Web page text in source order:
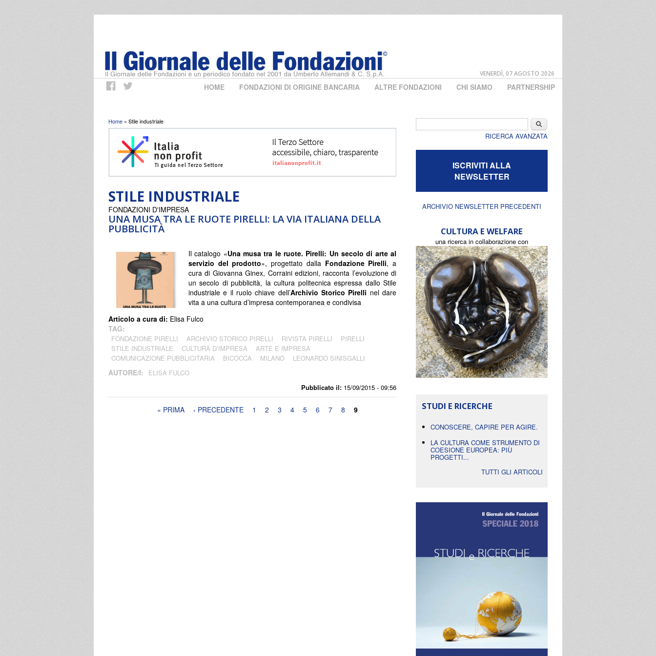
VENERDÌ, 07 AGOSTO 2026
HOME FONDAZIONI DI ORIGINE BANCARIA ALTRE FONDAZIONI CHI SIAMO PARTNERSHIP
Tu sei qui
Home » Stile industriale
STILE INDUSTRIALE
UNA MUSA TRA LE RUOTE PIRELLI: LA VIA ITALIANA DELLA
PUBBLICITÀ
Pubblicato il: 15/09/2015 - 09:56
FONDAZIONI D'IMPRESA
Il catalogo «Una musa tra le ruote. Pirelli: Un secolo di arte al
servizio del prodotto», progettato dalla Fondazione Pirelli, a
cura di Giovanna Ginex, Corraini edizioni, racconta l’evoluzione di
un secolo di pubblicità, la cultura politecnica espressa dallo Stile
industriale e il ruolo chiave dell’Archivio Storico Pirelli nel dare
vita a una cultura d’impresa contemporanea e condivisa
Articolo a cura di: Elisa Fulco
TAG:
FONDAZIONE PIRELLI ARCHIVIO STORICO PIRELLI RIVISTA PIRELLI
PIRELLI
STILE INDUSTRIALE
CULTURA D’IMPRESA
ARTE E IMPRESA
COMUNICAZIONE PUBBLICITARIA
BICOCCA MILANO LEONARDO SINISGALLI
AUTORE/I: ELISA FULCO
« PRIMA ‹ PRECEDENTE 1 2 3 4 5 6 7 8 9
Cerca
RICERCA AVANZATA
ISCRIVITI ALLA
NEWSLETTER
ARCHIVIO NEWSLETTER PRECEDENTI
CULTURA E WELFARE
una ricerca in collaborazione con
STUDI E RICERCHE
CONOSCERE, CAPIRE PER AGIRE.
LA CULTURA COME STRUMENTO DI
COESIONE EUROPEA: PIÙ
PROGETTI...
TUTTI GLI ARTICOLI